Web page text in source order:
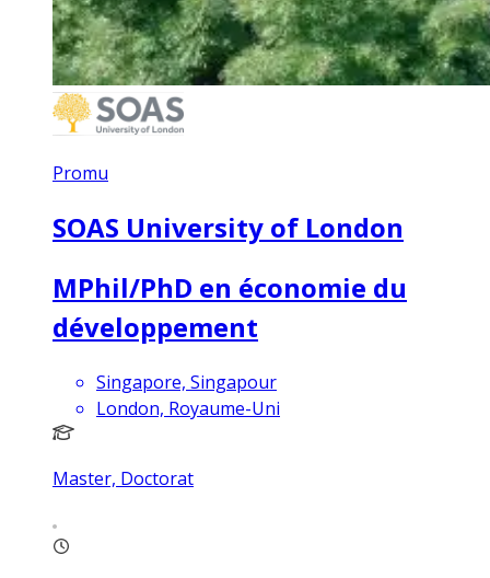
Promu
SOAS University of London
MPhil/PhD en économie du
développement
Singapore, Singapour
London, Royaume-Uni
Master, Doctorat